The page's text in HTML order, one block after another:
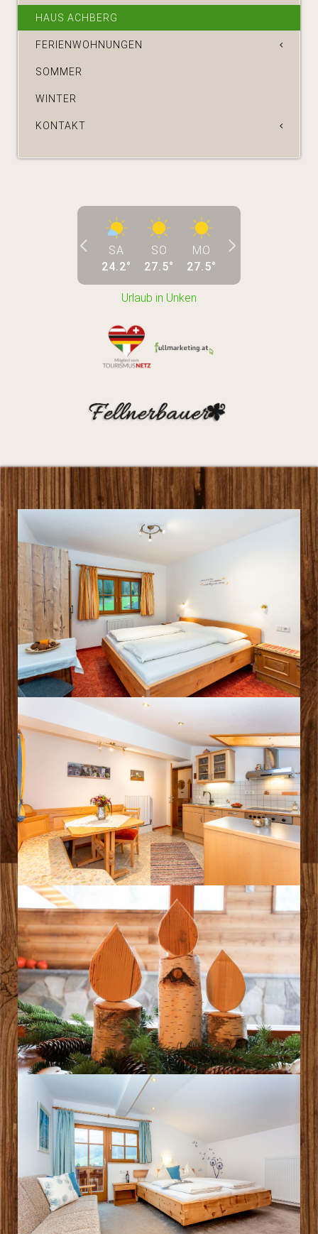
HAUS ACHBERG
FERIENWOHNUNGEN
SOMMER
WINTER
KONTAKT
SA
24.2°
SO
27.5°
MO
27.5°
Urlaub in Unken